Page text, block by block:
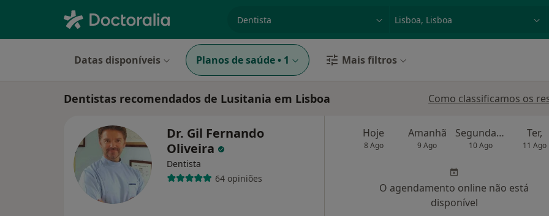
Datas disponíveis Planos de saúde • 1 Mais filtros
Dentistas recomendados de Lusitania em Lisboa Como classificamos os
Dr. Gil Fernando
Oliveira
Dentista
64 opiniões
Hoje
8 Ago
Amanhã
9 Ago
Segunda-feira
10 Ago
Ter,
11 Ago
O agendamento online não está
disponível